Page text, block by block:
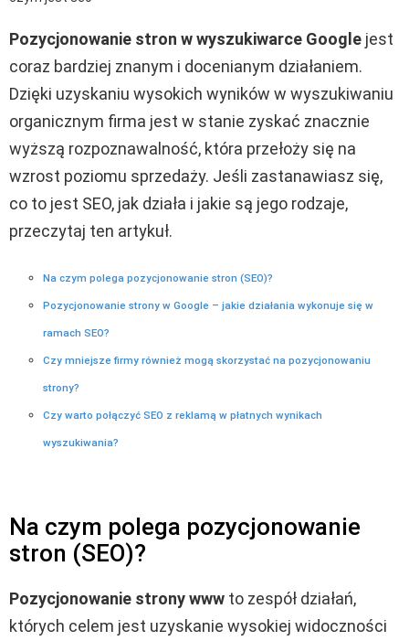
Pozycjonowanie stron w wyszukiwarce Google jest
coraz bardziej znanym i docenianym działaniem.
Dzięki uzyskaniu wysokich wyników w wyszukiwaniu
organicznym firma jest w stanie zyskać znacznie
wyższą rozpoznawalność, która przełoży się na
wzrost poziomu sprzedaży. Jeśli zastanawiasz się,
co to jest SEO, jak działa i jakie są jego rodzaje,
przeczytaj ten artykuł.
Na czym polega pozycjonowanie stron (SEO)?
Pozycjonowanie strony w Google – jakie działania wykonuje się w
ramach SEO?
Czy mniejsze firmy również mogą skorzystać na pozycjonowaniu
strony?
Czy warto połączyć SEO z reklamą w płatnych wynikach
wyszukiwania?
Na czym polega pozycjonowanie
stron (SEO)?
Pozycjonowanie strony www to zespół działań,
których celem jest uzyskanie wysokiej widoczności